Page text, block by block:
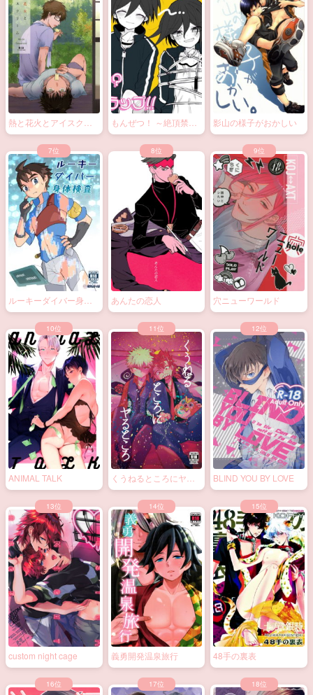
熱と花火とアイスクリ
ーム
もんぜつ！ ～絶頂禁
止！？大なわトラッ
影山の様子がおかしい
ルーキーダイバー身体
検査
あんたの恋人 穴ニューワールド
ANIMAL TALK
くうねるところにヤる
ところ
BLIND YOU BY LOVE
custom night cage 義勇開発温泉旅行 48手の裏表